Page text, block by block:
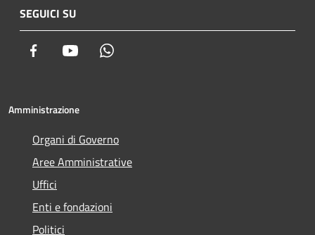
SEGUICI SU
Facebook Youtube
Amministrazione
Organi di Governo
Aree Amministrative
Uffici
Enti e fondazioni
Politici